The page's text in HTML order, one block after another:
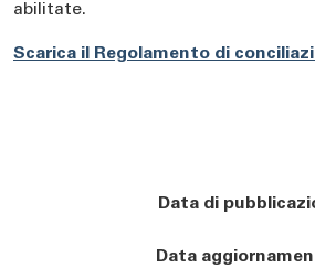
abilitate.
Scarica il Regolamento di
Data di
Data